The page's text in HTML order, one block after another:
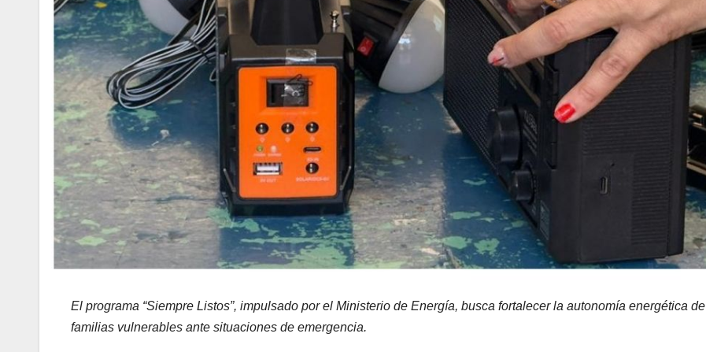
El programa “Siempre Listos”, impulsado por el Ministerio de Energía, busca fortalecer la autonomía energética de
familias vulnerables ante situaciones de emergencia.